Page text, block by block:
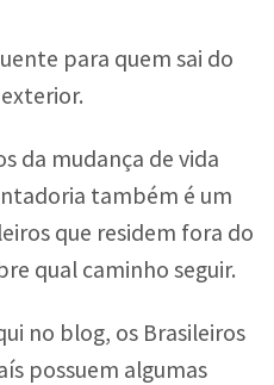
para quem sai do
da mudança de vida
também é um
que residem fora do
qual caminho seguir.
no blog, os Brasileiros
possuem algumas